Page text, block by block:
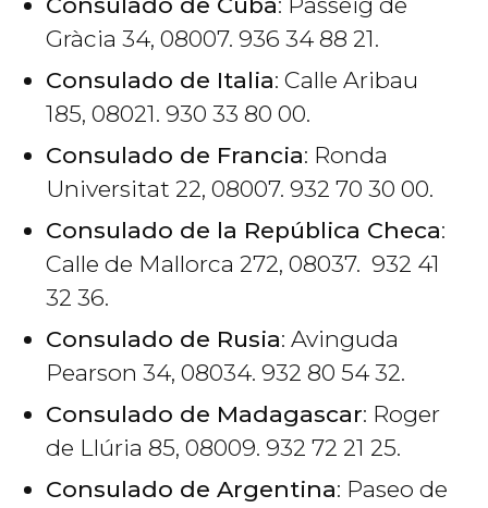
Gràcia 34, 08007. 936 34 88 21.
Consulado de Italia: Calle Aribau
185, 08021. 930 33 80 00.
Consulado de Francia: Ronda
Universitat 22, 08007. 932 70 30 00.
Consulado de la República Checa:
Calle de Mallorca 272, 08037. 932 41
32 36.
Consulado de Rusia: Avinguda
Pearson 34, 08034. 932 80 54 32.
Consulado de Madagascar: Roger
de Llúria 85, 08009. 932 72 21 25.
Consulado de Argentina: Paseo de